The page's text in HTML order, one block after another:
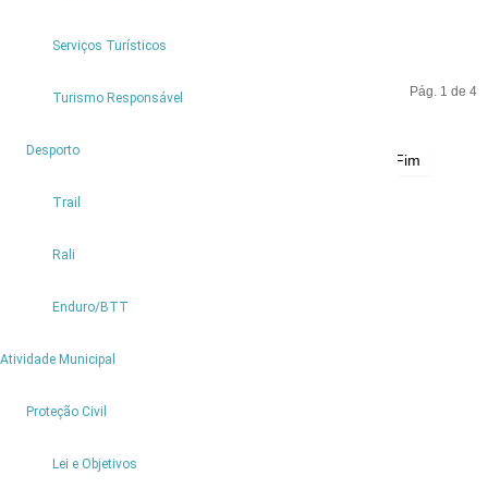
Serviços Turísticos
Turismo Responsável
Desporto
Trail
Rali
Enduro/BTT
Atividade Municipal
Proteção Civil
Lei e Objetivos
Pág. 1 de 4
Início Fim